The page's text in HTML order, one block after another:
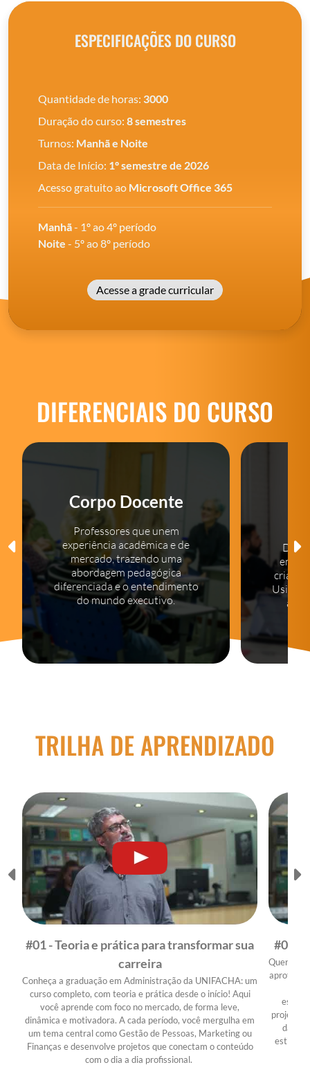
DIFERENCIAIS DO CURSO
Corpo Docente
Professores que unem
experiência acadêmica e de
mercado, trazendo uma
abordagem pedagógica
diferenciada e o entendimento
do mundo executivo.
Usina
ESPECIFICAÇÕES DO CURSO
Quantidade de horas: 3000
Duração do curso: 8 semestres
Turnos: Manhã e Noite
Data de Início: 1º semestre de 2026
Acesso gratuito ao Microsoft Office 365
Manhã- 1º ao 4º período
Noite - 5º ao 8º período
Acesse a grade curricular
TRILHA DE APRENDIZADO
#01 - Teoria e prática para transformar sua
carreira
Conheça a graduação em Administração da UNIFACHA: um
curso completo, com teoria e prática desde o início! Aqui
você aprende com foco no mercado, de forma leve,
dinâmica e motivadora. A cada período, você mergulha em
um tema central como Gestão de Pessoas, Marketing ou
Finanças e desenvolve projetos que conectam o conteúdo
com o dia a dia profissional.
#02 -
Quer
projetos
da